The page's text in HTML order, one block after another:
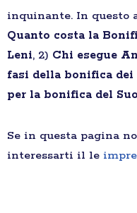
inquinante. In questo
Quanto costa la
Leni, 2) Chi esegue
fasi della bonifica
per la bonifica del
Se in questa pagina
interessarti il le